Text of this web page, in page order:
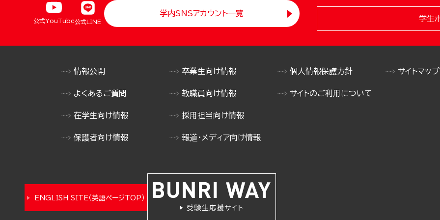
公式YouTube公式LINE
学内SNSアカウント一覧
学生
情報公開
よくあるご質問
在学生向け情報
保護者向け情報
卒業生向け情報
教職員向け情報
採用担当向け情報
報道・メディア向け情報
個人情報保護方針
サイトのご利用について
サイトマップ
ENGLISH SITE（英語ページTOP）